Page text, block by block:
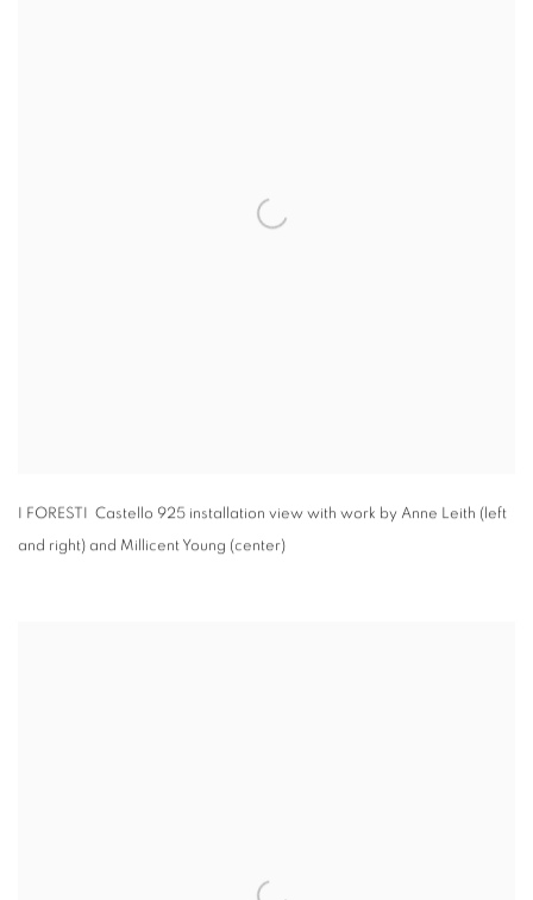
I FORESTI Castello 925 installation view with work by Anne Leith (left
and right) and Millicent Young (center)